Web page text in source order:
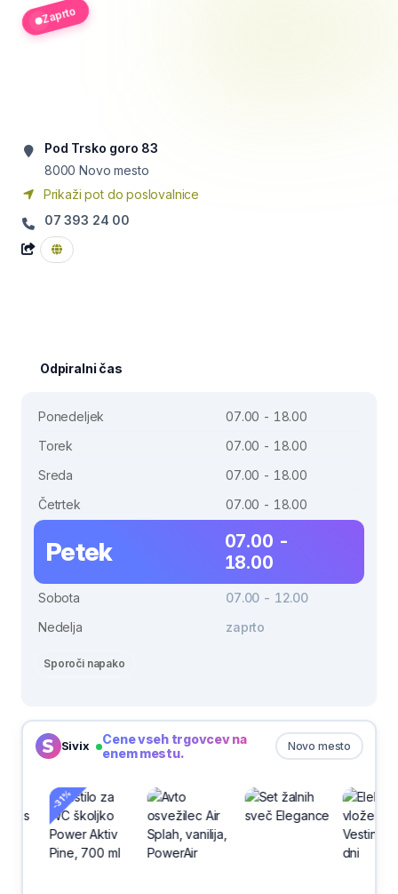
Zaprto
Pod Trsko goro 83
8000 Novo mesto
Prikaži pot do poslovalnice
07 393 24 00
Odpiralni čas
Ponedeljek
07.00 - 18.00
Torek
07.00 - 18.00
Sreda
07.00 - 18.00
Četrtek
07.00 - 18.00
Petek
07.00 -
18.00
Sobota
07.00 - 12.00
Nedelja
zaprto
Sporoči napako
Sivix Novo mesto
Cene vseh trgovcev na
enem mestu.
-31%